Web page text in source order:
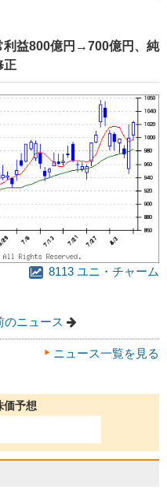
利益800億円→700億円、純
正
8113 ユニ・チャーム
のニュース
ニュース一覧を見る
価予想